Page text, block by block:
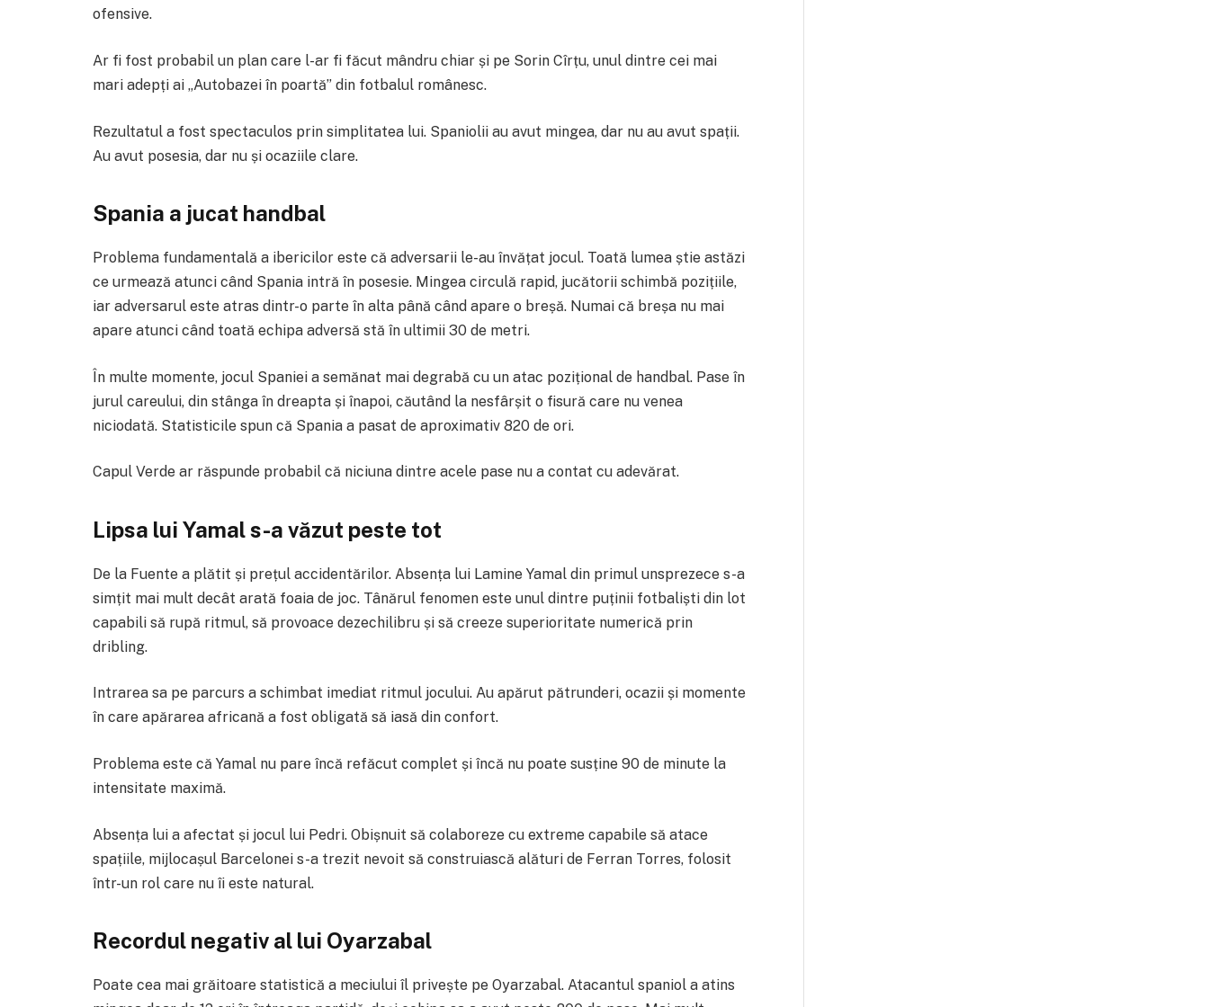
ofensive.
Ar fi fost probabil un plan care l-ar fi făcut mândru chiar și pe Sorin Cîrțu, unul dintre cei mai
mari adepți ai „Autobazei în poartă” din fotbalul românesc.
Rezultatul a fost spectaculos prin simplitatea lui. Spaniolii au avut mingea, dar nu au avut spații.
Au avut posesia, dar nu și ocaziile clare.
Spania a jucat handbal
Problema fundamentală a ibericilor este că adversarii le-au învățat jocul. Toată lumea știe astăzi
ce urmează atunci când Spania intră în posesie. Mingea circulă rapid, jucătorii schimbă pozițiile,
iar adversarul este atras dintr-o parte în alta până când apare o breșă. Numai că breșa nu mai
apare atunci când toată echipa adversă stă în ultimii 30 de metri.
În multe momente, jocul Spaniei a semănat mai degrabă cu un atac pozițional de handbal. Pase în
jurul careului, din stânga în dreapta și înapoi, căutând la nesfârșit o fisură care nu venea
niciodată. Statisticile spun că Spania a pasat de aproximativ 820 de ori.
Capul Verde ar răspunde probabil că niciuna dintre acele pase nu a contat cu adevărat.
Lipsa lui Yamal s-a văzut peste tot
De la Fuente a plătit și prețul accidentărilor. Absența lui Lamine Yamal din primul unsprezece s-a
simțit mai mult decât arată foaia de joc. Tânărul fenomen este unul dintre puținii fotbaliști din lot
capabili să rupă ritmul, să provoace dezechilibru și să creeze superioritate numerică prin
dribling.
Intrarea sa pe parcurs a schimbat imediat ritmul jocului. Au apărut pătrunderi, ocazii și momente
în care apărarea africană a fost obligată să iasă din confort.
Problema este că Yamal nu pare încă refăcut complet și încă nu poate susține 90 de minute la
intensitate maximă.
Absența lui a afectat și jocul lui Pedri. Obișnuit să colaboreze cu extreme capabile să atace
spațiile, mijlocașul Barcelonei s-a trezit nevoit să construiască alături de Ferran Torres, folosit
într-un rol care nu îi este natural.
Recordul negativ al lui Oyarzabal
Poate cea mai grăitoare statistică a meciului îl privește pe Oyarzabal. Atacantul spaniol a atins